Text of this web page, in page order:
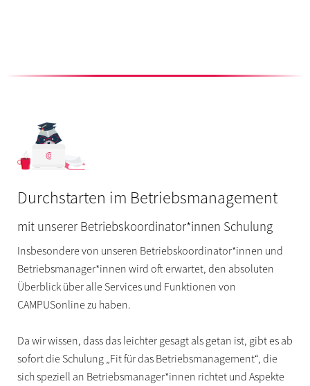
Durchstarten im Betriebsmanagement
mit unserer Betriebskoordinator*innen Schulung
Insbesondere von unseren Betriebskoordinator*innen und
Betriebsmanager*innen wird oft erwartet, den absoluten
Überblick über alle Services und Funktionen von
CAMPUSonline zu haben.
Da wir wissen, dass das leichter gesagt als getan ist, gibt es ab
sofort die Schulung „Fit für das Betriebsmanagement“, die
sich speziell an Betriebsmanager*innen richtet und Aspekte